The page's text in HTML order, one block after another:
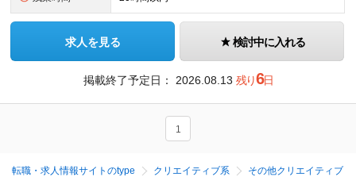
求人を見る 検討中に入れる
掲載終了予定日： 2026.08.13 残り6日
1
転職・求人情報サイトのtype クリエイティブ系
その他クリエイティブ